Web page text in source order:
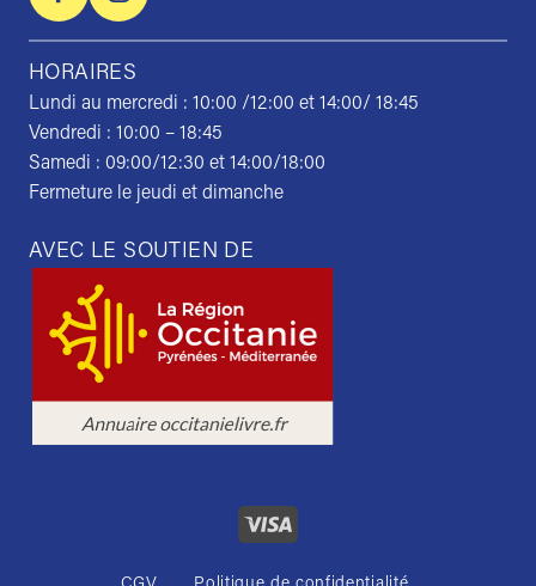
HORAIRES
Lundi au mercredi : 10:00 /12:00 et 14:00/ 18:45
Vendredi : 10:00 – 18:45
Samedi : 09:00/12:30 et 14:00/18:00
Fermeture le jeudi et dimanche
AVEC LE SOUTIEN DE